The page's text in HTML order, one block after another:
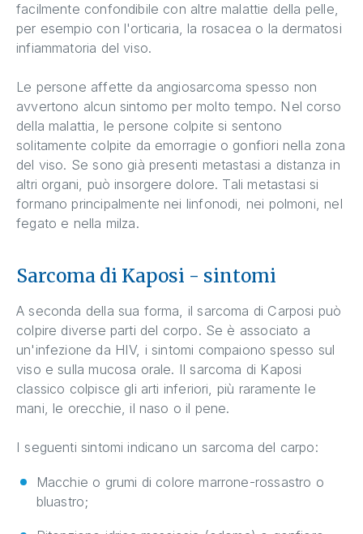
facilmente confondibile con altre malattie della pelle,
per esempio con l'orticaria, la rosacea o la dermatosi
infiammatoria del viso.
Le persone affette da angiosarcoma spesso non
avvertono alcun sintomo per molto tempo. Nel corso
della malattia, le persone colpite si sentono
solitamente colpite da emorragie o gonfiori nella zona
del viso. Se sono già presenti metastasi a distanza in
altri organi, può insorgere dolore. Tali metastasi si
formano principalmente nei linfonodi, nei polmoni, nel
fegato e nella milza.
Sarcoma di Kaposi - sintomi
A seconda della sua forma, il sarcoma di Carposi può
colpire diverse parti del corpo. Se è associato a
un'infezione da HIV, i sintomi compaiono spesso sul
viso e sulla mucosa orale. Il sarcoma di Kaposi
classico colpisce gli arti inferiori, più raramente le
mani, le orecchie, il naso o il pene.
I seguenti sintomi indicano un sarcoma del carpo:
Macchie o grumi di colore marrone-rossastro o
bluastro;